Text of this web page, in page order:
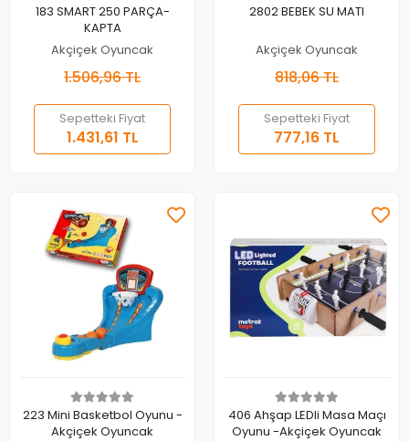
Sepete Ekle
183 SMART 250 PARÇA-
KAPTA
Akçiçek Oyuncak
1.506,96 TL
Sepetteki Fiyat
1.431,61 TL
Sepete Ekle
2802 BEBEK SU MATI
Akçiçek Oyuncak
818,06 TL
Sepetteki Fiyat
777,16 TL
Sepete Ekle
223 Mini Basketbol Oyunu -
Akçiçek Oyuncak
Sepete Ekle
406 Ahşap LEDli Masa Maçı
Oyunu -Akçiçek Oyuncak